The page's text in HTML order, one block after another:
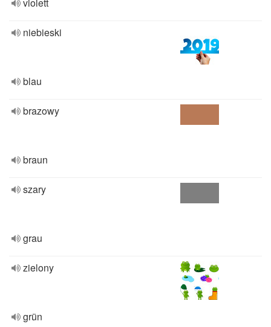
niebieski
blau
brazowy
braun
szary
grau
zielony
grün